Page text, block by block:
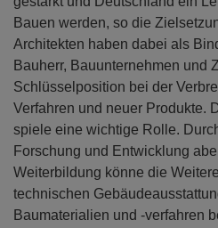
Bauen werden, so die
Architekten haben dabei als
Bauherr, Bauunternehmen und
Schlüsselposition bei der
Verfahren und neuer Produkte.
spiele eine wichtige Rolle.
Forschung und Entwicklung
Weiterbildung könne die
technischen
Baumaterialien und -verfahren